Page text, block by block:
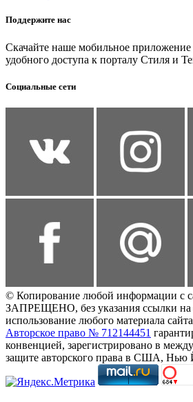
Поддержите нас
Скачайте наше мобильное приложение
удобного доступа к порталу Стиля и
Социальные сети
© Копирование любой информации с
ЗАПРЕЩЕНО, без указания ссылки на
использование любого материала
Авторское право № 712144451
конвенцией, зарегистрировано в
защите авторского права в США, Нью